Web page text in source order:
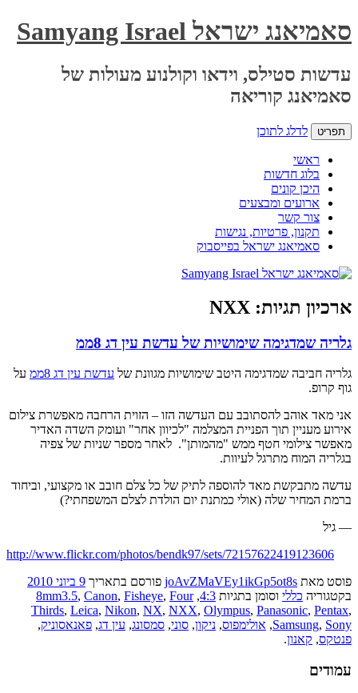
סאמיאנג ישראל Samyang Israel
עדשות סטילס, וידאו וקולנוע מעולות של
סאמיאנג קוריאה
תפריט לדלג לתוכן
ראשי
בלוג חדשות
היכן קונים
ארועים ומבצעים
צור קשר
תקנון, פרטיות, נגישות
סאמיאנג ישראל בפייסבוק
ארכיון תגיות: NXX
גלריה שמדגימה שימושיות של עדשת עין דג 8ממ
גלריה חביבה שמדגימה היטב שימושיות מגוונת של עדשת עין דג 8ממ
על
גוף קרופ.
אני מאד אוהב להסתובב עם העדשה הזו – הזוית הרחבה מאפשרת צילום
אירוע מעניין תוך הפניית המצלמה "לכיוון אחר" ועומק השדה האדיר
מאפשר צילומי חטף ממש "מהמותן". לאחר מספר שניות של צפיה
בגלריה המוח מתרגל לעיוות.
עדשה מתבקשת מאד להוספה לתיק של כל צלם חובב או מקצועי, וביחוד
ברמת המחיר שלה (אולי כמתנת יום הולדת לצלם המשפחתי?)
— גיל
http://www.flickr.com/photos/bendk97/sets/72157622419123606
פוסט מאת joAvZMaVEy1ikGp5ot8s פורסם בתאריך 9 ביוני 2010
בקטגוריה כללי וסומן בתגיות 4:3
,
8mm3.5, Canon, Fisheye, Four
Thirds, Leica, Nikon, NX, NXX, Olympus, Panasonic, Pentax,
Samsung, Sony
, אולימפוס, ניקון, סוני, סמסונג, עין דג, פאנאסוניק,
פנטקס, קאנון.
עמודים